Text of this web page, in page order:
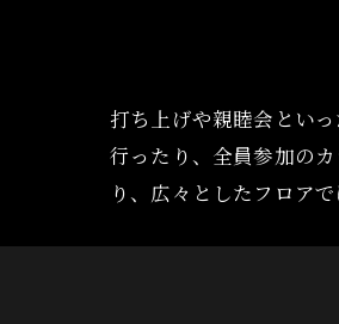
打ち上げや親睦会とい
行ったり、全員参加の
り、広々としたフロア